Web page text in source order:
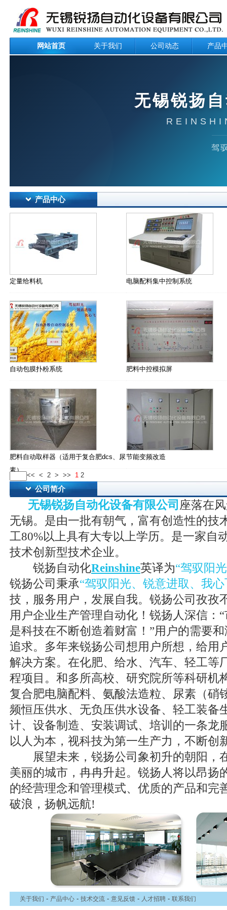
网站首页 关于我们 公司动态 产品
无锡锐扬
驾
产品中心
定量给料机 电脑配料集中控制系统
自动包膜扑粉系统 肥料中控模拟屏
肥料自动取样器（适用于复合肥dcs、尿
素）
节能变频改造
<< < 2 > >> 1 2
公司简介
无锡锐扬自动化设备有限公司 座落在
无锡。是由一批有朝气，富有创造性的技
工80%以上具有大专以上学历。是一家自
技术创新型技术企业。
锐扬自动化Reinshine英译为“驾驭阳
锐扬公司秉承“驾驭阳光、锐意进取、我心
技，服务用户，发展自我。锐扬公司孜孜
用户企业生产管理自动化！锐扬人深信：
是科技在不断创造着财富！”用户的需要
追求。多年来锐扬公司想用户所想，给用
解决方案。在化肥、给水、汽车、轻工等
程项目。和多所高校、研究院所等科研机
复合肥电脑配料、氨酸法造粒、尿素（硝
频恒压供水、无负压供水设备、轻工装备
计、设备制造、安装调试、培训的一条龙
以人为本，视科技为第一生产力，不断创
展望未来，锐扬公司象初升的朝阳，
美丽的城市，冉冉升起。锐扬人将以昂扬
的经营理念和管理模式、优质的产品和完
破浪，扬帆远航!
关于我们 - 产品中心 - 技术交流 - 意见反馈 - 人才招聘 - 联系我们